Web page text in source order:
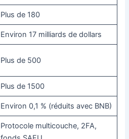
Plus de 180
Environ 17 milliards de dollars
Plus de 500
Plus de 1500
Environ 0,1 % (réduits avec BNB)
Protocole multicouche, 2FA,